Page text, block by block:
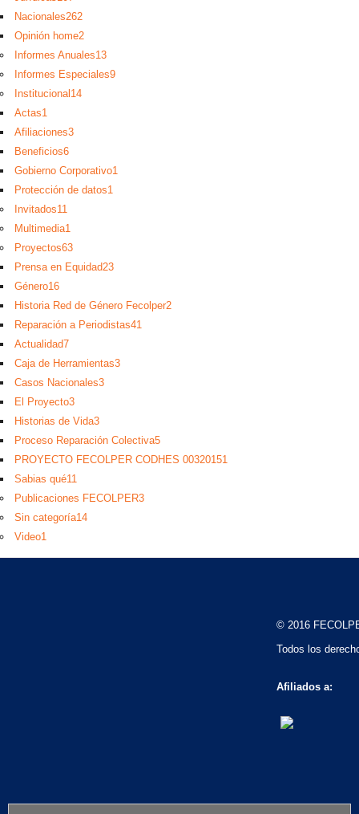
Nacionales262
Opinión home2
Informes Anuales13
Informes Especiales9
Institucional 14
Actas1
Afiliaciones3
Beneficios6
Gobierno Corporativo1
Protección de datos1
Invitados11
Multimedia1
Proyectos63
Prensa en Equidad23
Género16
Historia Red de Género Fecolper2
Reparación a Periodistas41
Actualidad7
Caja de Herramientas3
Casos Nacionales3
El Proyecto3
Historias de Vida3
Proceso Reparación Colectiva5
PROYECTO FECOLPER CODHES 00320151
Sabias qué11
Publicaciones FECOLPER3
Sin categoría14
Video1
© 2016
Todos los
Afiliados a: